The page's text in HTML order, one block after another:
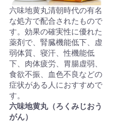
六味地黄丸清朝時代の有名
な処方で配合されたもので
す。効果の確実性に優れた
薬剤で、腎臓機能低下、虚
弱体質、寝汗、性機能低
下、肉体疲労、胃腸虚弱、
食欲不振、血色不良などの
症状がある人におすすめで
す。
六味地黄丸（ろくみじおう
がん）